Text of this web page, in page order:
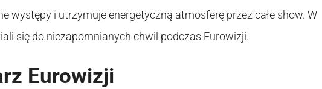
występy i utrzymuje energetyczną atmosferę przez całe show. W
się do niezapomnianych chwil podczas Eurowizji.
Eurowizji